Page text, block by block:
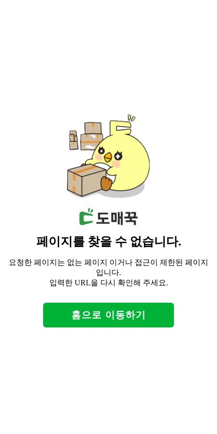
페이지를 찾을 수 없습니다.
요청한 페이지는 없는 페이지 이거나 접근이 제한된 페이지
입니다.
입력한 URL을 다시 확인해 주세요.
홈으로 이동하기